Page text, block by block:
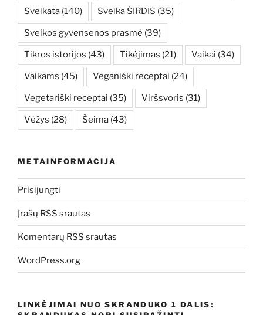
Sveikata (140) Sveika ŠIRDIS (35)
Sveikos gyvensenos prasmė (39)
Tikros istorijos (43) Tikėjimas (21) Vaikai (34)
Vaikams (45) Veganiški receptai (24)
Vegetariški receptai (35) Viršsvoris (31)
Vėžys (28) Šeima (43)
METAINFORMACIJA
Prisijungti
Įrašų RSS srautas
Komentarų RSS srautas
WordPress.org
LINKĖJIMAI NUO SKRANDUKO 1 DALIS: